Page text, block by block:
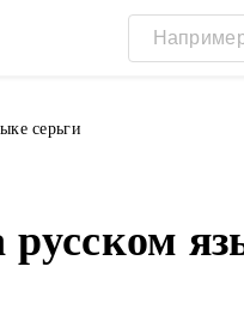
серьги
русском